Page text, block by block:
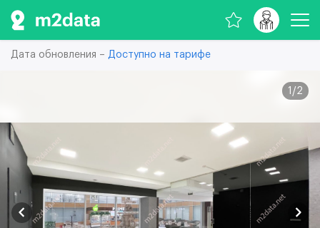
Дата обновления – Доступно на тарифе
1 /2